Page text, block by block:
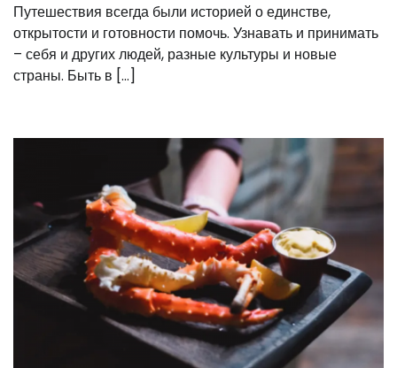
Путешествия всегда были историей о единстве,
открытости и готовности помочь. Узнавать и принимать
– себя и других людей, разные культуры и новые
страны. Быть в […]